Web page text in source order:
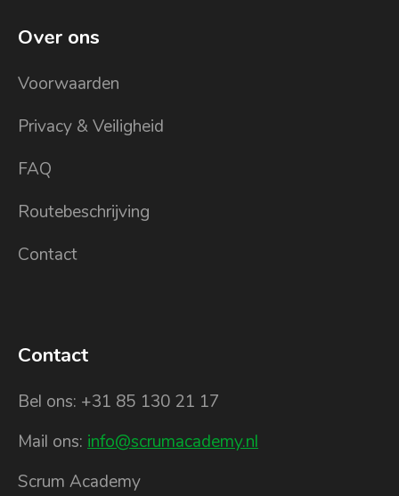
Over ons
Voorwaarden
Privacy & Veiligheid
FAQ
Routebeschrijving
Contact
Contact
Bel ons: +31 85 130 21 17
Mail ons: info@scrumacademy.nl
Scrum Academy